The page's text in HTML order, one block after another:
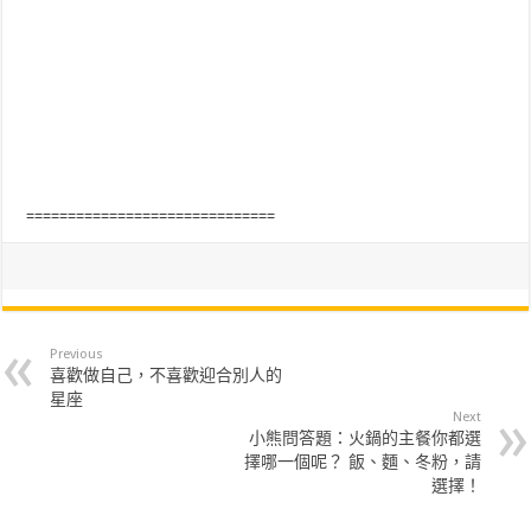
==============================
Previous
喜歡做自己，不喜歡迎合別人的
星座
Next
小熊問答題：火鍋的主餐你都選
擇哪一個呢？ 飯、麵、冬粉，請
選擇！